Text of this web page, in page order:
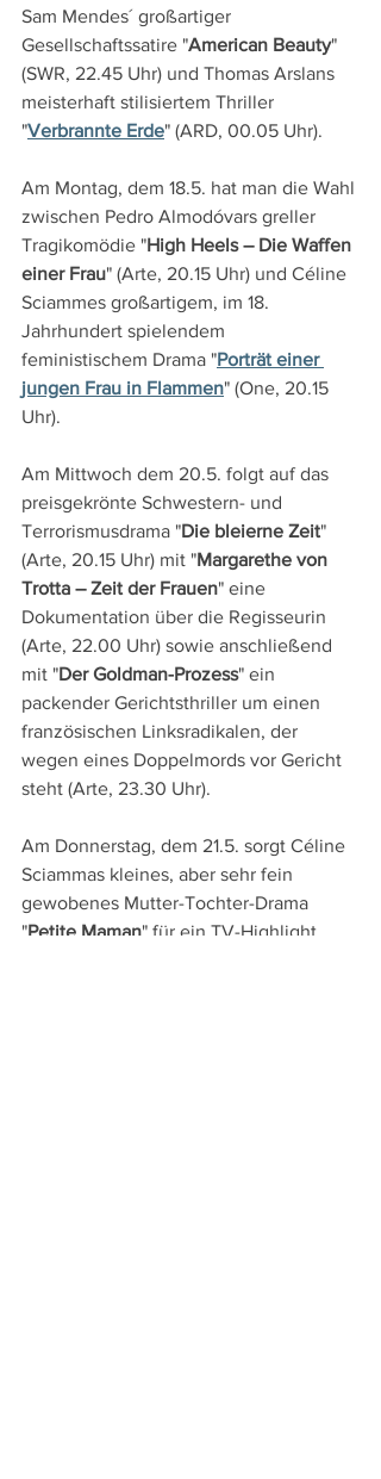
Sam Mendes´ großartiger
Gesellschaftssatire "American Beauty"
(SWR, 22.45 Uhr) und Thomas Arslans
meisterhaft stilisiertem Thriller
"Verbrannte Erde" (ARD, 00.05 Uhr).
Am Montag, dem 18.5. hat man die Wahl
zwischen Pedro Almodóvars greller
Tragikomödie "High Heels – Die Waffen
einer Frau" (Arte, 20.15 Uhr) und Céline
Sciammes großartigem, im 18.
Jahrhundert spielendem
feministischem Drama "Porträt einer
jungen Frau in Flammen" (One, 20.15
Uhr).
Am Mittwoch dem 20.5. folgt auf das
preisgekrönte Schwestern- und
Terrorismusdrama "Die bleierne Zeit"
(Arte, 20.15 Uhr) mit "Margarethe von
Trotta – Zeit der Frauen" eine
Dokumentation über die Regisseurin
(Arte, 22.00 Uhr) sowie anschließend
mit "Der Goldman-Prozess" ein
packender Gerichtsthriller um einen
französischen Linksradikalen, der
wegen eines Doppelmords vor Gericht
steht (Arte, 23.30 Uhr).
Am Donnerstag, dem 21.5. sorgt Céline
Sciammas kleines, aber sehr fein
gewobenes Mutter-Tochter-Drama
"Petite Maman" für ein TV-Highlight